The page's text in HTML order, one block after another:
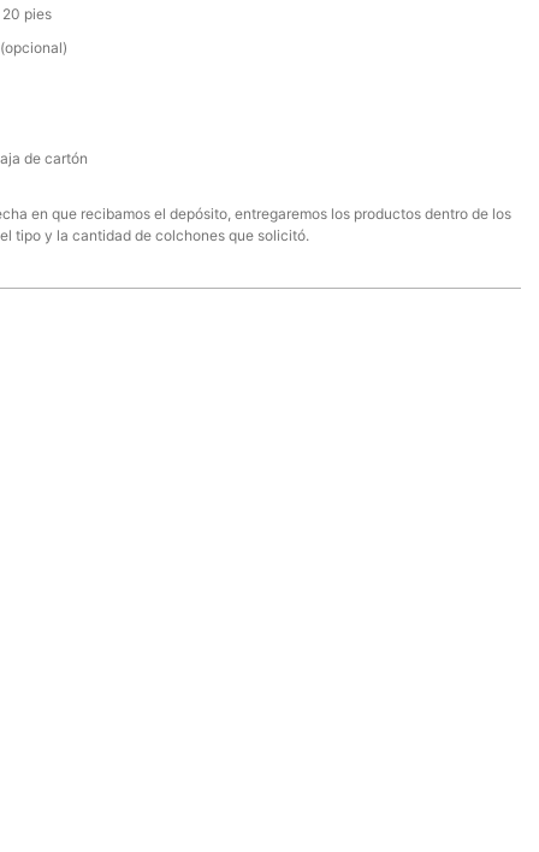
pies
de cartón
en que recibamos el depósito, entregaremos los productos dentro de los
tipo y la cantidad de colchones que solicitó.